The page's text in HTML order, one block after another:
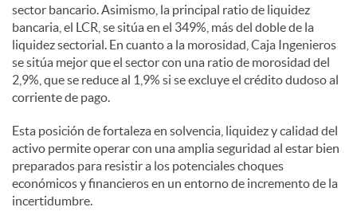
sector bancario. Asimismo, la principal ratio de liquidez
bancaria, el LCR, se sitúa en el 349%, más del doble de la
liquidez sectorial. En cuanto a la morosidad, Caja Ingenieros
se sitúa mejor que el sector con una ratio de morosidad del
2,9%, que se reduce al 1,9% si se excluye el crédito dudoso al
corriente de pago.
Esta posición de fortaleza en solvencia, liquidez y calidad del
activo permite operar con una amplia seguridad al estar bien
preparados para resistir a los potenciales choques
económicos y financieros en un entorno de incremento de la
incertidumbre.